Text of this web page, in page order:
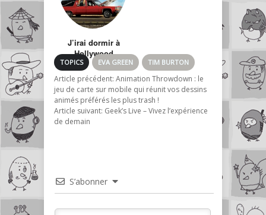
J’irai dormir à
Hollywood
TOPICS EVA GREEN TIM BURTON
Article précédent: Animation Throwdown : le
jeu de carte sur mobile qui réunit vos dessins
animés préférés les plus trash !
Article suivant: Geek’s Live – Vivez l’expérience
de demain
S’abonner